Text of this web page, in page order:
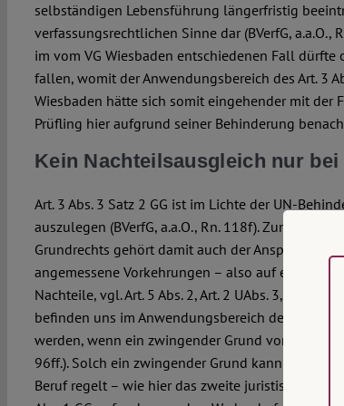
selbständigen Lebensführung längerfristig
verfassungsrechtlichen Sinne dar (BVerfG, a.a.O.,
im vom VG Wiesbaden entschiedenen Fall
fallen, womit der Anwendungsbereich des Art. 3
Wiesbaden hätte sich somit eingehender mit der
Prüfling hier aufgrund seiner Behinderung
Kein Nachteilsausgleich nur bei
Art. 3 Abs. 3 Satz 2 GG ist im Lichte der UN-
auszulegen (BVerfG, a.a.O., Rn. 118f). Zum
Grundrechts gehört damit auch der Anspruch von
angemessene Vorkehrungen – also auf einen
Nachteile, vgl. Art. 5 Abs. 2, Art. 2 UAbs. 3, 4 UN-
befinden uns im Anwendungsbereich der
werden, wenn ein zwingender Grund von
96ff.). Solch ein zwingender Grund kann bei
Beruf regelt – wie hier das zweite juristische